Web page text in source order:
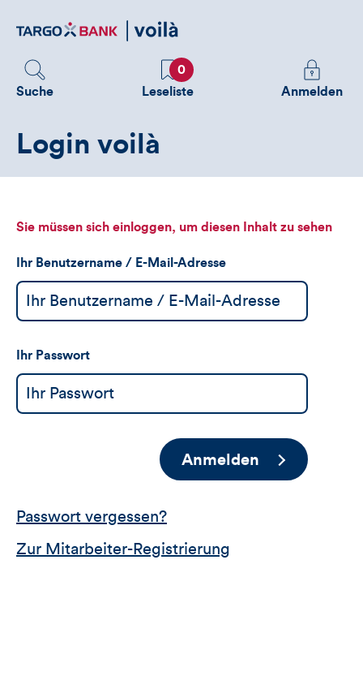
zum
Suche
Favoriten
0
Leseliste
Melden
Sie
sehen
Anmelden
Login voilà
Sie müssen sich einloggen, um diesen Inhalt zu sehen
Ihr Benutzername / E-Mail-Adresse
Ihr Passwort
Anmelden
Passwort vergessen?
Zur Mitarbeiter-Registrierung